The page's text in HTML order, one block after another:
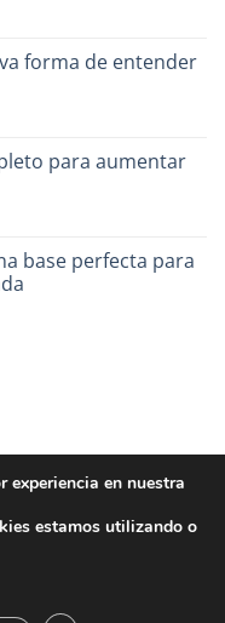
forma de entender
para aumentar
base perfecta para
DATOS SEGUROS
en nuestra
estamos utilizando o